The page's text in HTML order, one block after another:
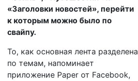
«Заголовки новостей», перейти
к которым можно было по
свайпу.
То, как основная лента разделена
по темам, напоминает
приложение Paper от Facebook,